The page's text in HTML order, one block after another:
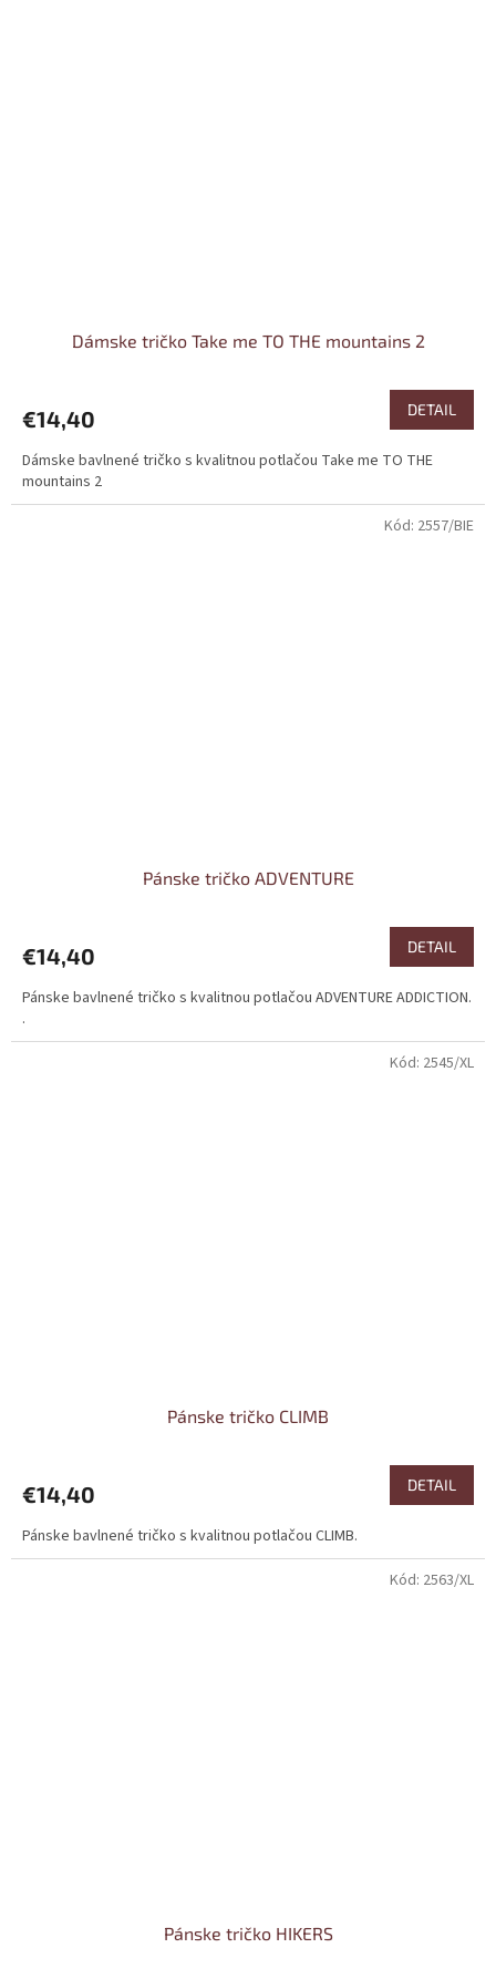
Dámske tričko Take me TO THE mountains 2
€14,40 DETAIL
Dámske bavlnené tričko s kvalitnou potlačou Take me TO THE
mountains 2
Pánske tričko ADVENTURE
€14,40 DETAIL
Pánske bavlnené tričko s kvalitnou potlačou ADVENTURE ADDICTION.
.
Kód: 2557/BIE
Pánske tričko CLIMB
€14,40 DETAIL
Pánske bavlnené tričko s kvalitnou potlačou CLIMB.
Kód: 2545/XL
Pánske tričko HIKERS
Kód: 2563/XL